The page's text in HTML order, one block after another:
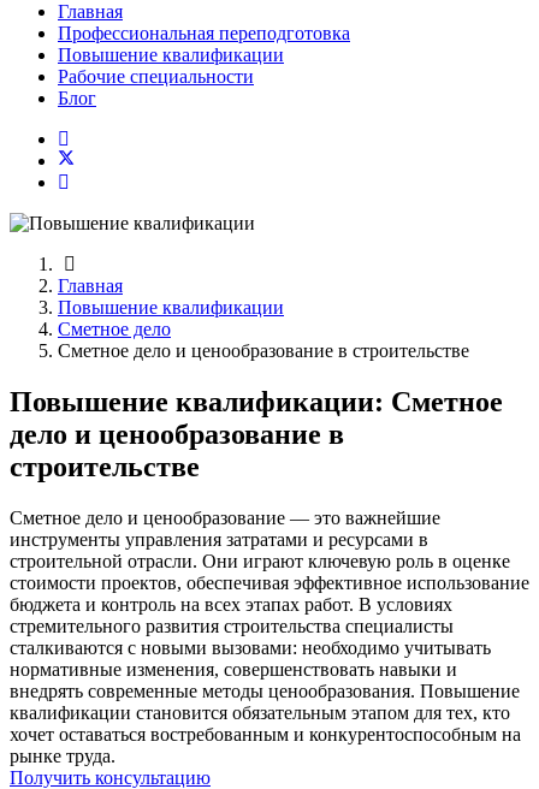
Главная
Профессиональная переподготовка
Повышение квалификации
Рабочие специальности
Блог
Главная
Повышение квалификации
Сметное дело
Сметное дело и ценообразование в строительстве
Повышение квалификации: Сметное
дело и ценообразование в
строительстве
Сметное дело и ценообразование — это важнейшие
инструменты управления затратами и ресурсами в
строительной отрасли. Они играют ключевую роль в оценке
стоимости проектов, обеспечивая эффективное использование
бюджета и контроль на всех этапах работ. В условиях
стремительного развития строительства специалисты
сталкиваются с новыми вызовами: необходимо учитывать
нормативные изменения, совершенствовать навыки и
внедрять современные методы ценообразования. Повышение
квалификации становится обязательным этапом для тех, кто
хочет оставаться востребованным и конкурентоспособным на
рынке труда.
Получить консультацию